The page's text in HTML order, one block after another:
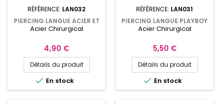
RÉFÉRENCE: LAN032
PIERCING LANGUE ACIER ET
LOGO DOLLAR
Acier Chirurgical
Prix
4,90 €
Détails du produit
 En stock
RÉFÉRENCE: LAN031
PIERCING LANGUE PLAYBOY
LAPIN ROUGE SUR FOND
Acier Chirurgical
Prix
5,50 €
Détails du produit
 En stock